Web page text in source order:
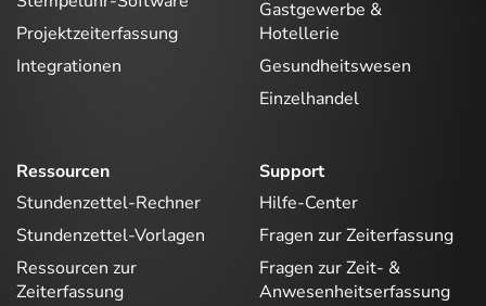
Projektzeiterfassung
Integrationen
Gastgewerbe &
Hotellerie
Gesundheitswesen
Einzelhandel
Ressourcen
Stundenzettel-Rechner
Stundenzettel-Vorlagen
Ressourcen zur
Zeiterfassung
Support
Hilfe-Center
Fragen zur Zeiterfassung
Fragen zur Zeit- &
Anwesenheitserfassung